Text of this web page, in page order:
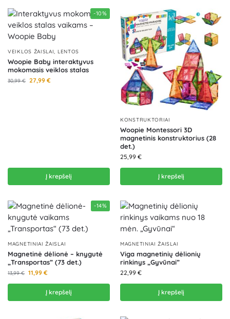
-10%
VEIKLOS ŽAISLAI, LENTOS
Woopie Baby interaktyvus
mokomasis veiklos stalas
30,99€ 27,99 €
Į krepšelį
KONSTRUKTORIAI
Woopie Montessori 3D
magnetinis konstruktorius (28
det.)
25,99 €
Į krepšelį
-14%
MAGNETINIAI ŽAISLAI
Magnetinė dėlionė – knygutė
„Transportas” (73 det.)
13,99€ 11,99 €
Į krepšelį
MAGNETINIAI ŽAISLAI
Viga magnetinių dėlionių
rinkinys „Gyvūnai”
22,99 €
Į krepšelį